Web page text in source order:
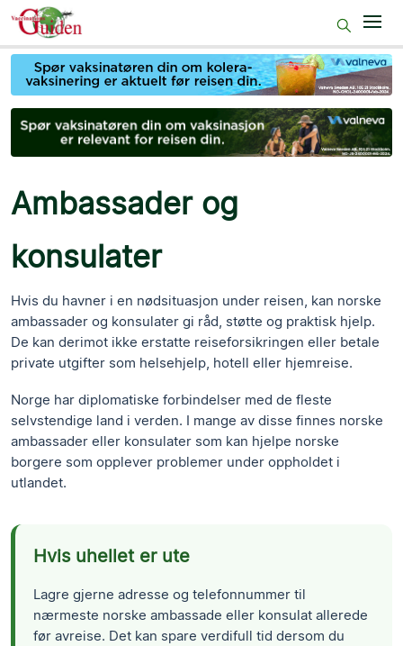
Start
På reisemålet
Gravide
For sykepleiepersonell
Ambassader og
konsulater
Hvis du havner i en nødsituasjon under reisen, kan norske
ambassader og konsulater gi råd, støtte og praktisk hjelp.
De kan derimot ikke erstatte reiseforsikringen eller betale
private utgifter som helsehjelp, hotell eller hjemreise.
Norge har diplomatiske forbindelser med de fleste
selvstendige land i verden. I mange av disse finnes norske
ambassader eller konsulater som kan hjelpe norske
borgere som opplever problemer under oppholdet i
utlandet.
Hvis uhellet er ute
Lagre gjerne adresse og telefonnummer til
nærmeste norske ambassade eller konsulat allerede
før avreise. Det kan spare verdifull tid dersom du